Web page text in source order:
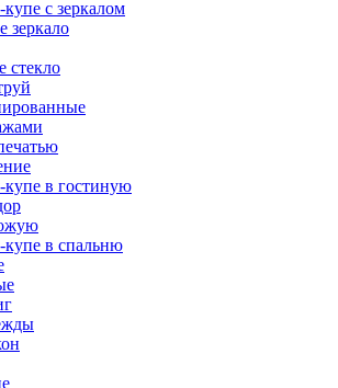
с зеркалом
зеркало
стекло
в гостиную
в спальню